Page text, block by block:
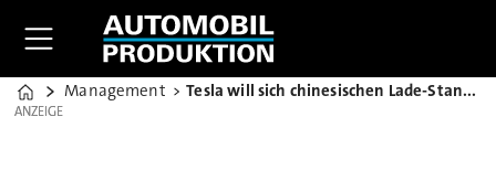
Home
Management Tesla will sich chinesischen Lade-Standards anpassen
ANZEIGE
ANZEIGE